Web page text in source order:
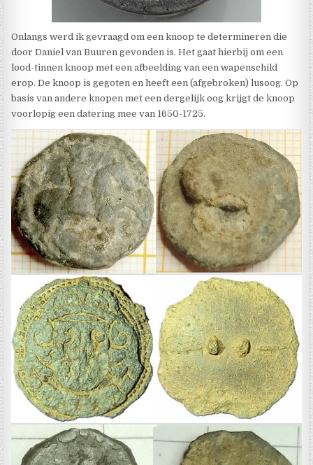
Onlangs werd ik gevraagd om een knoop te determineren die
door Daniel van Buuren gevonden is. Het gaat hierbij om een
lood-tinnen knoop met een afbeelding van een wapenschild
erop. De knoop is gegoten en heeft een (afgebroken) lusoog. Op
basis van andere knopen met een dergelijk oog krijgt de knoop
voorlopig een datering mee van 1650-1725.